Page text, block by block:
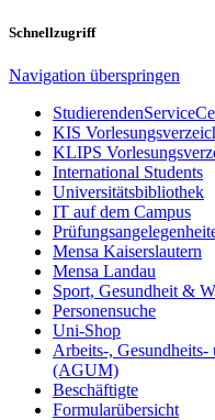
Schnellzugriff
Navigation überspringen
KIS
KLIPS
International Students
Universitätsbibliothek
IT auf dem Campus
Mensa Kaiserslautern
Mensa Landau
Sport, Gesundheit &
Personensuche
Uni-Shop
Arbeits-,
(AGUM)
Beschäftigte
Formularübersicht